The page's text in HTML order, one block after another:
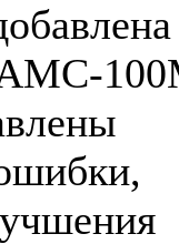
АМС-